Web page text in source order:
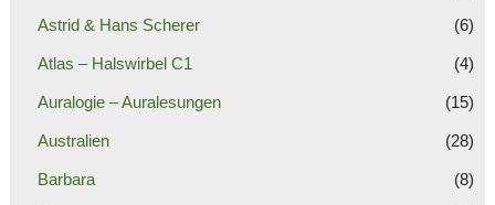
Astrid & Hans Scherer (6)
Atlas – Halswirbel C1 (4)
Auralogie – Auralesungen (15)
Australien (28)
Barbara (8)